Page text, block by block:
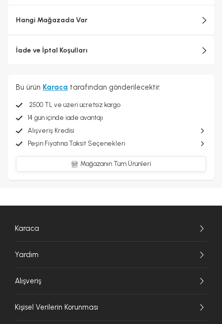
Hangi Mağazada Var
İade ve İptal Koşulları
Bu ürün Karaca tarafından gönderilecektir.
2500 TL ve üzeri ücretsiz kargo
14 gün içinde iade avantajı
Alışveriş Kredisi
Peşin Fiyatına Taksit Seçenekleri
Mağazanın Tüm Ürünleri
Karaca
Yardım
Alışveriş
Kişisel Verilerin Korunması